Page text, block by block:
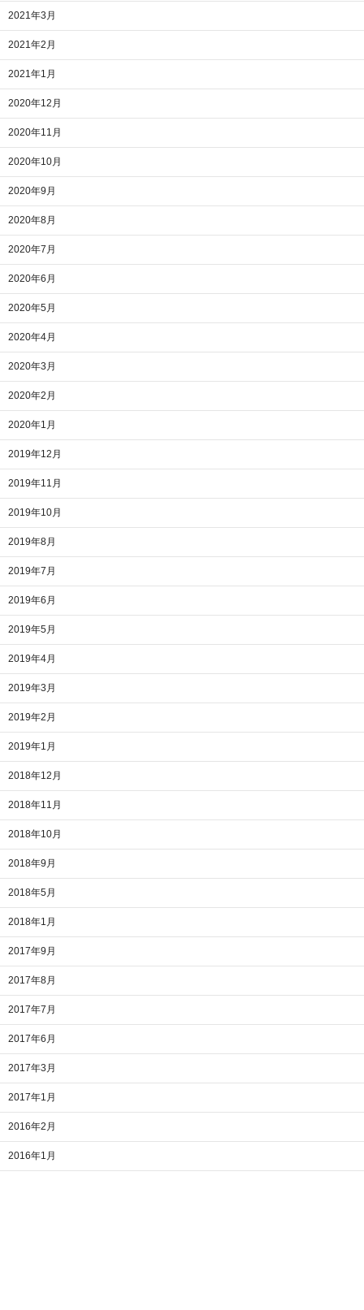
2021年3月
2021年2月
2021年1月
2020年12月
2020年11月
2020年10月
2020年9月
2020年8月
2020年7月
2020年6月
2020年5月
2020年4月
2020年3月
2020年2月
2020年1月
2019年12月
2019年11月
2019年10月
2019年8月
2019年7月
2019年6月
2019年5月
2019年4月
2019年3月
2019年2月
2019年1月
2018年12月
2018年11月
2018年10月
2018年9月
2018年5月
2018年1月
2017年9月
2017年8月
2017年7月
2017年6月
2017年3月
2017年1月
2016年2月
2016年1月